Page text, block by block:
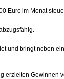
Euro im Monat
und bringt neben
erzielten Gewinnen